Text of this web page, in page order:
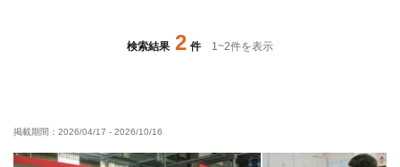
検索結果 2 件 1~2件を表示
掲載期間： 2026/04/17 - 2026/10/16